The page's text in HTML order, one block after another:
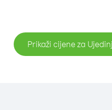
Prikaži cijene za